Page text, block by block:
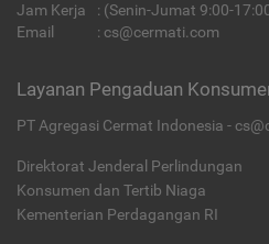
Jam Kerja
: (Senin-Jumat 9:00-
Email
: cs@cermati.com
Layanan Pengaduan
PT Agregasi Cermat Indonesia -
Direktorat Jenderal Perlindungan
Konsumen dan Tertib Niaga
Kementerian Perdagangan RI